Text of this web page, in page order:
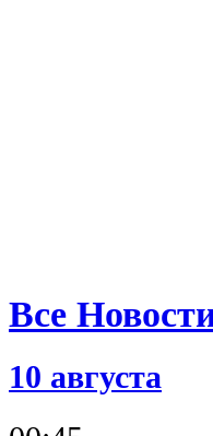
Все
10 августа